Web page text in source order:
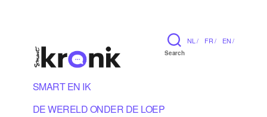
NL / FR / EN /
Search
SMART EN IK
DE WERELD ONDER DE LOEP